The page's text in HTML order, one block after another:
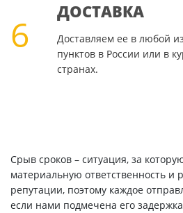
6
ДОСТАВКА
Доставляем ее в любой
пунктов в России или в
странах.
Срыв сроков – ситуация, за
материальную ответственность и
репутации, поэтому каждое
если нами подмечена его